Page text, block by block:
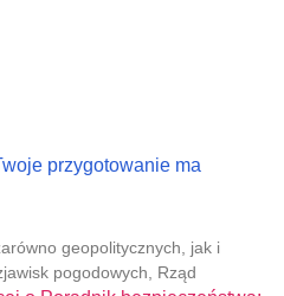
przygotowanie ma
geopolitycznych, jak i
pogodowych, Rząd